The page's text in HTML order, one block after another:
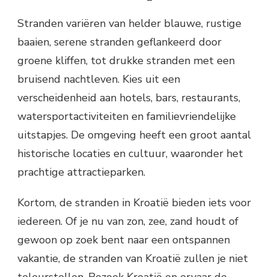
Stranden variëren van helder blauwe, rustige
baaien, serene stranden geflankeerd door
groene kliffen, tot drukke stranden met een
bruisend nachtleven. Kies uit een
verscheidenheid aan hotels, bars, restaurants,
watersportactiviteiten en familievriendelijke
uitstapjes. De omgeving heeft een groot aantal
historische locaties en cultuur, waaronder het
prachtige attractieparken.
Kortom, de stranden in Kroatië bieden iets voor
iedereen. Of je nu van zon, zee, zand houdt of
gewoon op zoek bent naar een ontspannen
vakantie, de stranden van Kroatië zullen je niet